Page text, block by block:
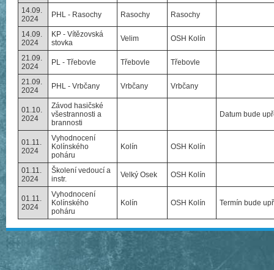
14.09.
2024
PHL - Rasochy Rasochy Rasochy
14.09.
2024
KP - Vítězovská
stovka
Velim OSH Kolín
21.09.
2024
PL - Třebovle Třebovle Třebovle
21.09.
2024
PHL - Vrbčany Vrbčany Vrbčany
01.10.
2024
Závod hasičské
všestrannosti a
brannosti
Datum bude
01.11.
2024
Vyhodnocení
Kolínského
poháru
Kolín OSH Kolín
01.11.
2024
Školení vedoucí a
instr.
Velký Osek OSH Kolín
01.11.
2024
Vyhodnocení
Kolínského
poháru
Kolín OSH Kolín Termín bude